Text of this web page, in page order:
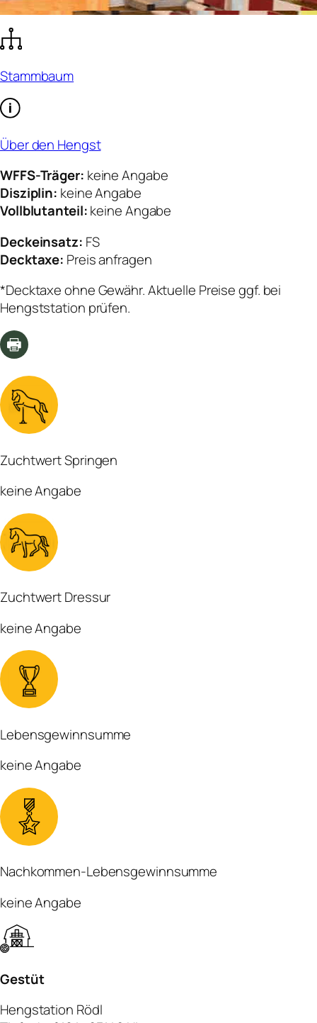
Stammbaum
Über den Hengst
WFFS-Träger: keine Angabe
Disziplin: keine Angabe
Vollblutanteil:keine Angabe
Deckeinsatz: FS
Decktaxe: Preis anfragen
*Decktaxe ohne Gewähr. Aktuelle Preise ggf. bei
Hengststation prüfen.
Zuchtwert Springen
keine Angabe
Zuchtwert Dressur
keine Angabe
Lebensgewinnsumme
keine Angabe
Nachkommen-Lebensgewinnsumme
keine Angabe
Gestüt
Hengstation Rödl